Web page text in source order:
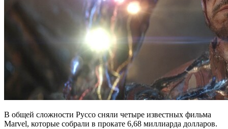
В общей сложности Руссо сняли четыре известных фильма
Marvel, которые собрали в прокате 6,68 миллиарда долларов.